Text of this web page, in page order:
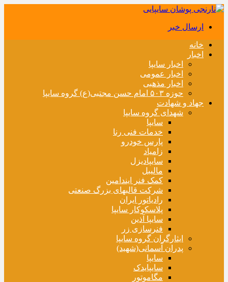
ارسال خبر
خانه
اخبار
اخبار سایپا
اخبار عمومی
اخبار مذهبی
حوزه ۵۰۳ امام حسن مجتبی(ع) گروه سایپا
جهاد و شهادت
شهدای گروه سایپا
سایپا
خدمات فنی رنا
پارس خودرو
زامیاد
سایپادیزل
مالیبل
کمک فنر ایندامین
شرکت قالبهای بزرگ صنعتی
رادیاتور ایران
پلاسکوکار سایپا
سایپا آذین
فنرسازی زر
ایثارگران گروه سایپا
پدران آسمانی(شهید)
سایپا
سایپایدک
مگاموتور